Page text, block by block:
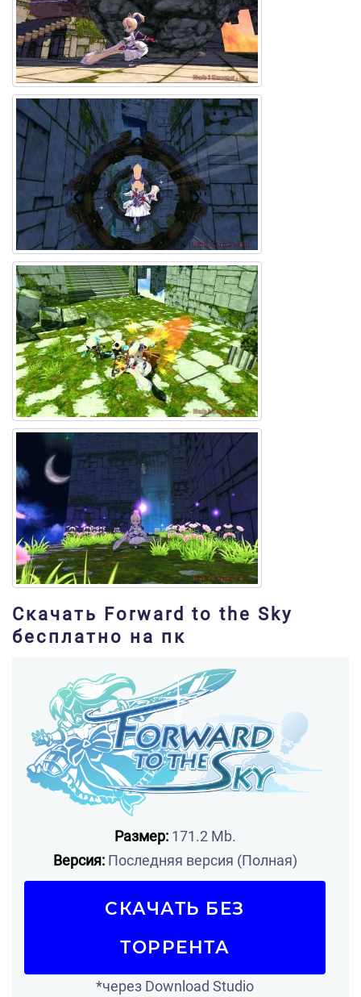
Скачать Forward to the Sky
бесплатно на пк
Размер:171.2 Mb.
Версия:Последняя версия (Полная)
СКАЧАТЬ БЕЗ
ТОРРЕНТА
*через Download Studio